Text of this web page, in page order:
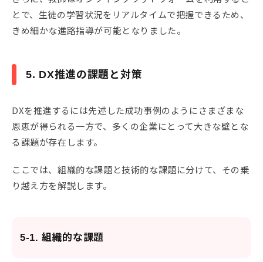
とで、生徒の学習状況をリアルタイムで把握できるため、
きめ細かな進路指導が可能となりました。
5. DX推進の課題と対策
DXを推進するには先述した成功事例のようにさまざまな
恩恵が得られる一方で、多くの企業にとって大きな壁とな
る課題が存在します。
ここでは、組織的な課題と技術的な課題に分けて、その乗
り越え方を解説します。
5-1. 組織的な課題